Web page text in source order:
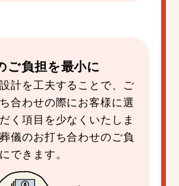
ご負担を最小に
計を工夫することで、ご
合わせの際にお客様に選
く項目を少なくいたしま
儀のお打ち合わせのご負
できます。